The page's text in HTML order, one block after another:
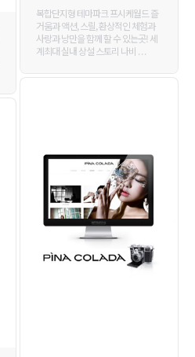
복합단지형 테마파크 프시케월드 즐
거움과 액션, 스릴, 환상적인 체험과
사랑과 낭만을 함께 할 수 있는곳! 세
계최대 실내 상설 스토리 나비 . . .